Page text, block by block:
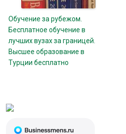
Обучение за рубежом.
Бесплатное обучение в
лучших вузах за границей.
Высшее образование в
Турции бесплатно